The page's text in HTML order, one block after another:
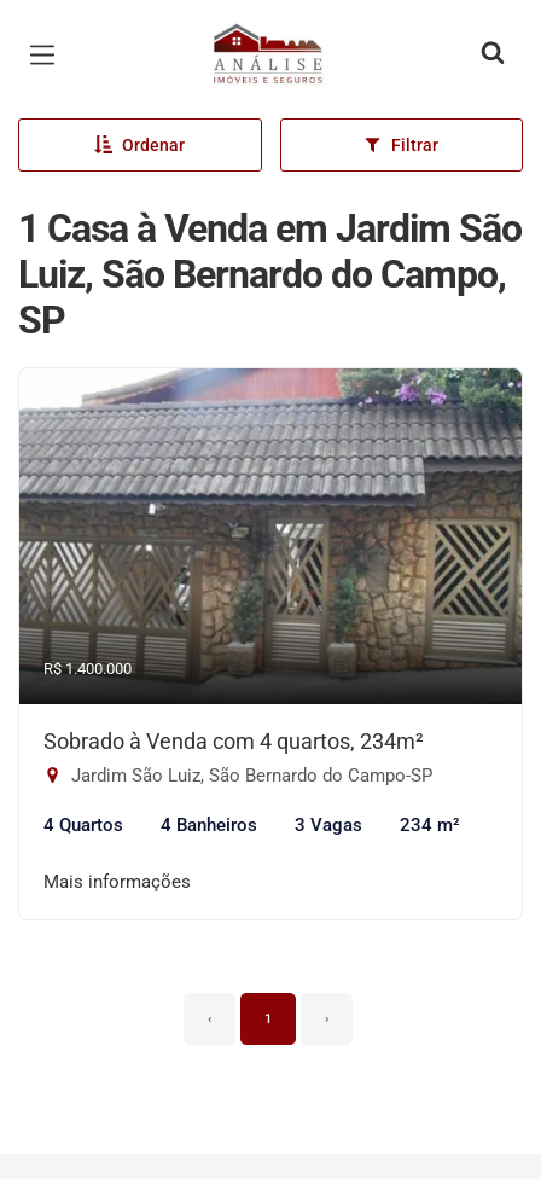
Página inicial
Ordenar Filtrar
1 Casa à Venda em Jardim São
Luiz, São Bernardo do Campo,
SP
R$ 1.400.000
Sobrado à Venda com 4 quartos, 234m²
Jardim São Luiz, São Bernardo do Campo-SP
4 Quartos 4 Banheiros 3 Vagas 234 m²
Mais informações
‹ 1 ›